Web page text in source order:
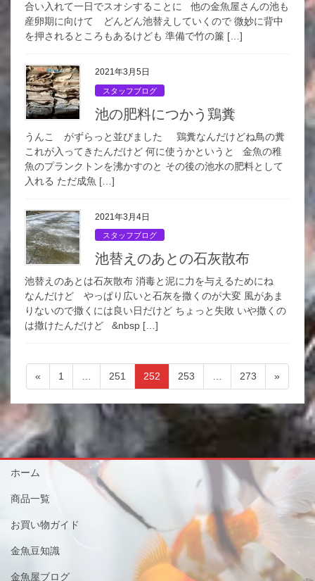
合い入れて一日でスオシすることに 他の金魚屋さんの池も
産卵期に向けて どんどん池替えしていくので 微妙に背中
を押されるところもあるけども 準備で竹の簾 […]
2021年3月5日
スタッフブログ
池の肥料につかう鶏糞
うんこ がずらっと並びました 鶏糞なんだけどね鳥の糞
これが入ってきたんだけど 何に使うかというと 金魚の稚
魚のプランクトンを沸かすのと その後の池水の肥料として
入れる ただ成魚 […]
2021年3月4日
スタッフブログ
池替えのあとの石灰散布
池替えのあとは石灰散布 消毒と泥に力を与えるためにね
なんだけど やっぱり広いと石灰を撒くのが大変 風があま
りないので撒くには良い日だけど ちょっと失敗 いや撒くの
は撒けたんだけど &nbsp […]
投
稿
ナ
ビ
ゲ
ー
シ
ョ
«
ペ
ー
1 …
ペ
ー
ジ
251
ペ
ー
ジ
252
ペ
ー
ジ
253 …
ペ
ー
ジ
273 »
ホーム
商品一覧
お買い物ガイド
金魚豆知識
金魚屋ブログ